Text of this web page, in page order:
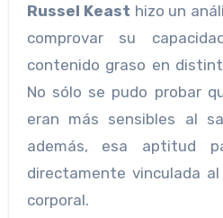
Russel Keast hizo un
comprovar su
contenido graso en
No sólo se pudo probar
eran más sensibles al
además, esa aptitud
directamente vinculada
corporal.